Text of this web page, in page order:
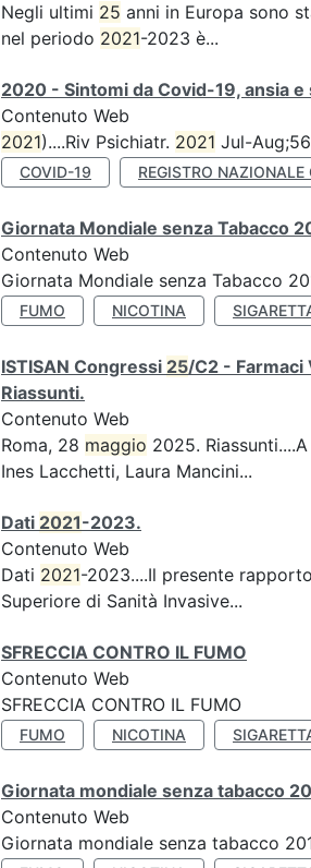
Negli ultimi 25 anni in Europa sono
nel periodo 2021-2023 è...
2020 - Sintomi da Covid-19, ansia
Contenuto Web
2021)....Riv Psichiatr. 2021 Jul-
COVID-19 REGISTRO NAZIONALE
Giornata Mondiale senza Tabacco
Contenuto Web
Giornata Mondiale senza Tabacco
FUMO NICOTINA
ISTISAN Congressi 25/C2 - Farmaci
Riassunti.
Contenuto Web
Roma, 28 maggio 2025.
Ines Lacchetti, Laura Mancini...
Dati 2021-2023.
Contenuto Web
Dati 2021-2023....Il presente
Superiore di Sanità Invasive...
SFRECCIA CONTRO IL FUMO
Contenuto Web
SFRECCIA CONTRO IL FUMO
FUMO NICOTINA
Giornata mondiale senza tabacco
Contenuto Web
Giornata mondiale senza tabacco